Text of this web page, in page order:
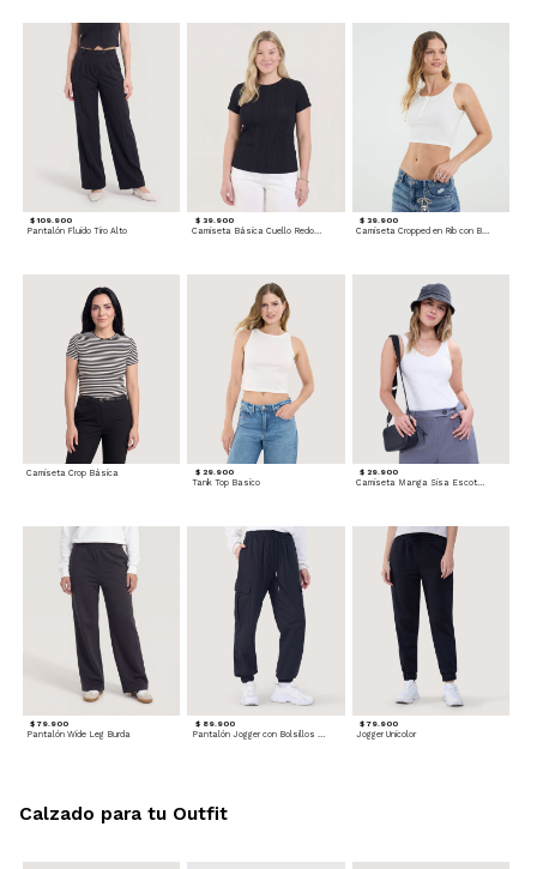
$ 109.900
Pantalón Fluido Tiro Alto
$ 39.900
Camiseta Básica Cuello Redondo
$ 39.900
Camiseta Cropped en Rib con Botones
Camiseta Crop Básica $ 29.900
Tank Top Basico
$ 29.900
Camiseta Manga Sisa Escotada
$ 79.900
Pantalón Wide Leg Burda
$ 89.900 $ 79.900
Jogger Unicolor
Calzado para tu Outfit